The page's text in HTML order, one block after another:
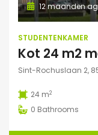
12 maanden
STUDENTENKAMER
Sint-Rochuslaan 2,
24 m2
0 Bathrooms